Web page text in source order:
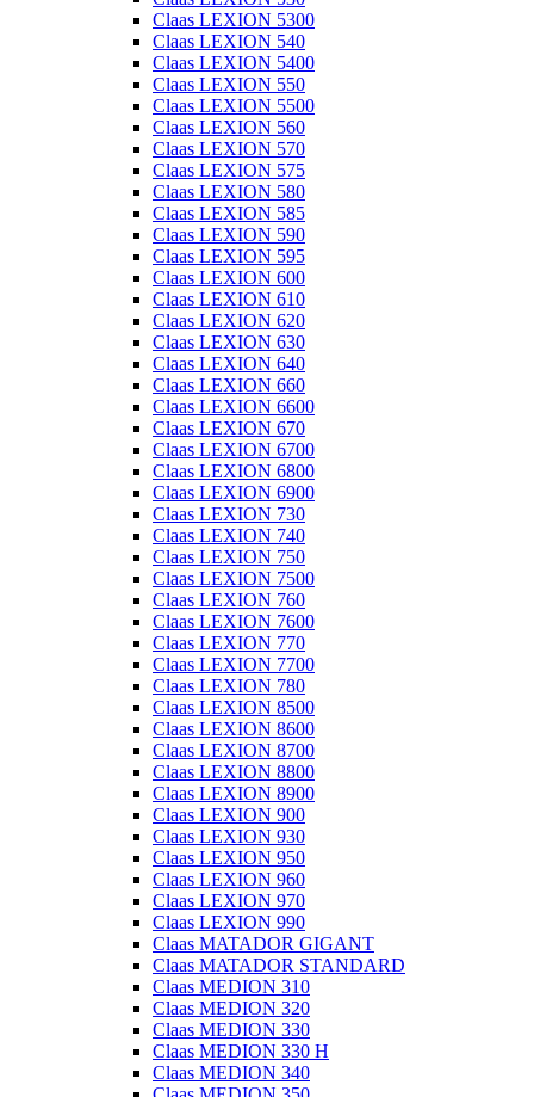
Claas LEXION 5300
Claas LEXION 540
Claas LEXION 5400
Claas LEXION 550
Claas LEXION 5500
Claas LEXION 560
Claas LEXION 570
Claas LEXION 575
Claas LEXION 580
Claas LEXION 585
Claas LEXION 590
Claas LEXION 595
Claas LEXION 600
Claas LEXION 610
Claas LEXION 620
Claas LEXION 630
Claas LEXION 640
Claas LEXION 660
Claas LEXION 6600
Claas LEXION 670
Claas LEXION 6700
Claas LEXION 6800
Claas LEXION 6900
Claas LEXION 730
Claas LEXION 740
Claas LEXION 750
Claas LEXION 7500
Claas LEXION 760
Claas LEXION 7600
Claas LEXION 770
Claas LEXION 7700
Claas LEXION 780
Claas LEXION 8500
Claas LEXION 8600
Claas LEXION 8700
Claas LEXION 8800
Claas LEXION 8900
Claas LEXION 900
Claas LEXION 930
Claas LEXION 950
Claas LEXION 960
Claas LEXION 970
Claas LEXION 990
Claas MATADOR GIGANT
Claas MATADOR STANDARD
Claas MEDION 310
Claas MEDION 320
Claas MEDION 330
Claas MEDION 330 H
Claas MEDION 340